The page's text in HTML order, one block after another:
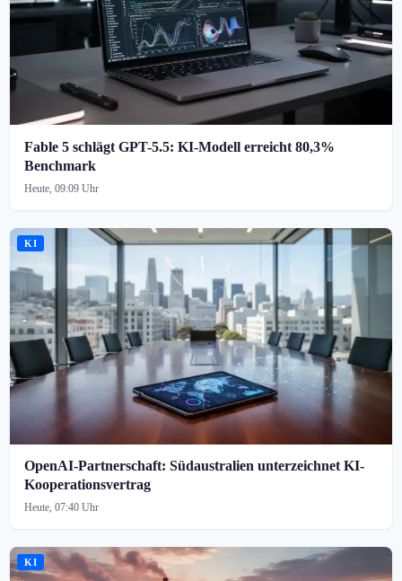
Fable 5 schlägt GPT-5.5: KI-Modell erreicht 80,3%
Benchmark
Heute, 09:09 Uhr
KI
OpenAI-Partnerschaft: Südaustralien unterzeichnet KI-
Kooperationsvertrag
Heute, 07:40 Uhr
KI